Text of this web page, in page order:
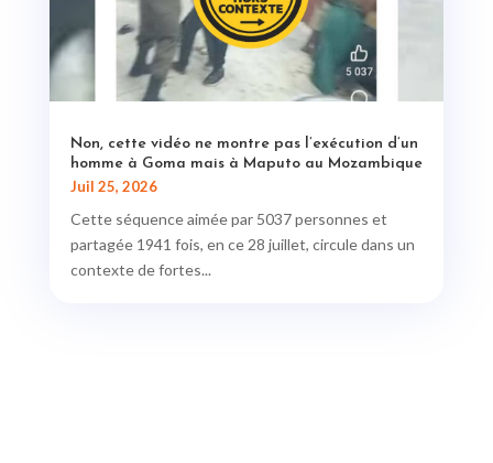
Non, cette vidéo ne montre pas l’exécution d’un
homme à Goma mais à Maputo au Mozambique
Juil 25, 2026
Cette séquence aimée par 5037 personnes et
partagée 1941 fois, en ce 28 juillet, circule dans un
contexte de fortes...